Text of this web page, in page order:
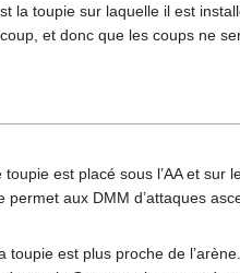
la toupie sur laquelle il est
et donc que les coups ne
est placé sous l’AA et sur
aux DMM d’attaques
est plus proche de